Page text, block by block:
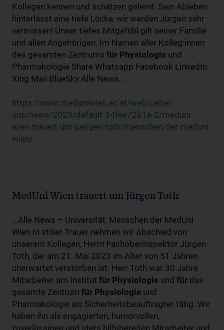
Kollegen kennen und schätzen gelernt. Sein Ableben
hinterlässt eine tiefe Lücke, wir werden Jürgen sehr
vermissen! Unser tiefes Mitgefühl gilt seiner Familie
und allen Angehörigen. Im Namen aller Kolleg:innen
des gesamten Zentrums für Physiologie und
Pharmakologie Share Whatsapp Facebook LinkedIn
Xing Mail BlueSky Alle News...
https://www.meduniwien.ac.at/web/ueber-
uns/news/2023/default-34fee72b1e-2/meduni-
wien-trauert-um-juergen-toth/menschen-der-meduni-
wien/
MedUni Wien trauert um Jürgen Toth
...Alle News – Universität, Menschen der MedUni
Wien In stiller Trauer nehmen wir Abschied von
unserem Kollegen, Herrn Fachoberinspektor Jürgen
Toth, der am 21. Mai 2023 im Alter von 51 Jahren
unerwartet verstorben ist. Herr Toth war 30 Jahre
Mitarbeiter am Institut für Physiologie und für das
gesamte Zentrum für Physiologie und
Pharmakologie als Sicherheitsbeauftragter tätig. Wir
haben ihn als engagierten, humorvollen,
zuverlässigen und stets hilfsbereiten Mitarbeiter und